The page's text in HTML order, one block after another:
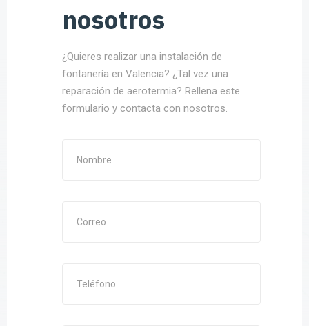
nosotros
¿Quieres realizar una instalación de
fontanería en Valencia? ¿Tal vez una
reparación de aerotermia? Rellena este
formulario y contacta con nosotros.